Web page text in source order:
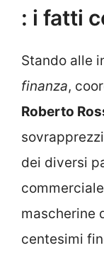
: i fatti
Stando alle
finanza,
Roberto
dei diversi
mascherine
centesimi